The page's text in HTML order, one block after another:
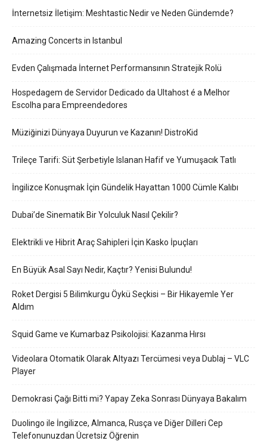
İnternetsiz İletişim: Meshtastic Nedir ve Neden Gündemde?
Amazing Concerts in Istanbul
Evden Çalışmada İnternet Performansının Stratejik Rolü
Hospedagem de Servidor Dedicado da Ultahost é a Melhor
Escolha para Empreendedores
Müziğinizi Dünyaya Duyurun ve Kazanın! DistroKid
Trileçe Tarifi: Süt Şerbetiyle Islanan Hafif ve Yumuşacık Tatlı
İngilizce Konuşmak İçin Gündelik Hayattan 1000 Cümle Kalıbı
Dubai’de Sinematik Bir Yolculuk Nasıl Çekilir?
Elektrikli ve Hibrit Araç Sahipleri İçin Kasko İpuçları
En Büyük Asal Sayı Nedir, Kaçtır? Yenisi Bulundu!
Roket Dergisi 5 Bilimkurgu Öykü Seçkisi – Bir Hikayemle Yer
Aldım
Squid Game ve Kumarbaz Psikolojisi: Kazanma Hırsı
Videolara Otomatik Olarak Altyazı Tercümesi veya Dublaj – VLC
Player
Demokrasi Çağı Bitti mi? Yapay Zeka Sonrası Dünyaya Bakalım
Duolingo ile İngilizce, Almanca, Rusça ve Diğer Dilleri Cep
Telefonunuzdan Ücretsiz Öğrenin